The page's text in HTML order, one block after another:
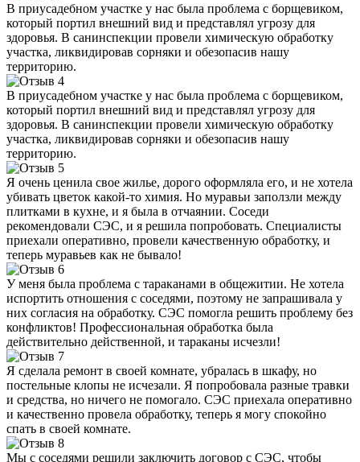
В приусадебном участке у нас была проблема с борщевиком,
который портил внешний вид и представлял угрозу для
здоровья. В санинспекции провели химическую обработку
участка, ликвидировав сорняки и обезопасив нашу
территорию.
В приусадебном участке у нас была проблема с борщевиком,
который портил внешний вид и представлял угрозу для
здоровья. В санинспекции провели химическую обработку
участка, ликвидировав сорняки и обезопасив нашу
территорию.
Я очень ценила свое жилье, дорого оформляла его, и не хотела
убивать цветок какой-то химия. Но муравьи заползли между
плитками в кухне, и я была в отчаянии. Соседи
рекомендовали СЭС, и я решила попробовать. Специалисты
приехали оперативно, провели качественную обработку, и
теперь муравьев как не бывало!
У меня была проблема с тараканами в общежитии. Не хотела
испортить отношения с соседями, поэтому не запрашивала у
них согласия на обработку. СЭС помогла решить проблему без
конфликтов! Профессиональная обработка была
действительно действенной, и тараканы исчезли!
Я сделала ремонт в своей комнате, убралась в шкафу, но
постельные клопы не исчезали. Я попробовала разные травки
и средства, но ничего не помогало. СЭС приехала оперативно
и качественно провела обработку, теперь я могу спокойно
спать в своей комнате.
Мы с соседями решили заключить договор с СЭС, чтобы